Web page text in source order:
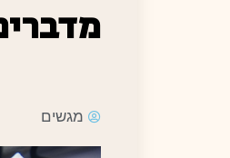
מגשים